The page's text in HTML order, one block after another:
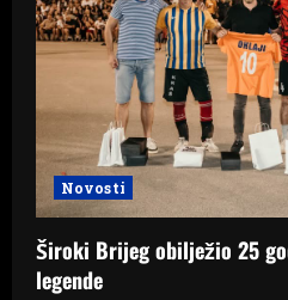
Novosti
Široki Brijeg obilježio 25
legende